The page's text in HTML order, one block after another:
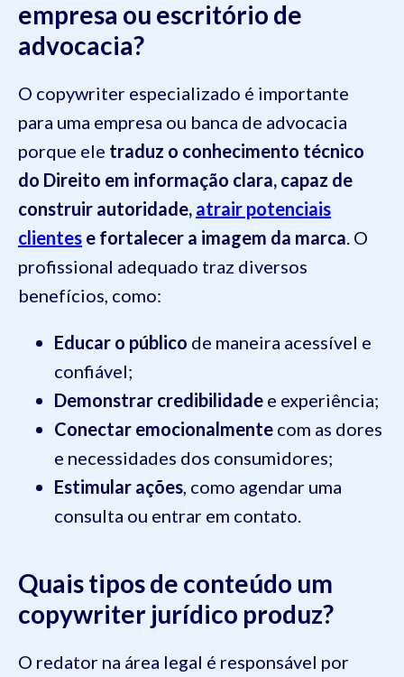
empresa ou escritório de
advocacia?
O copywriter especializado é importante
para uma empresa ou banca de advocacia
porque ele traduz o conhecimento técnico
do Direito em informação clara, capaz de
construir autoridade, atrair potenciais
clientes e fortalecer a imagem da marca. O
profissional adequado traz diversos
benefícios, como:
Educar o público de maneira acessível e
confiável;
Demonstrar credibilidade e experiência;
Conectar emocionalmente com as dores
e necessidades dos consumidores;
Estimular ações, como agendar uma
consulta ou entrar em contato.
Quais tipos de conteúdo um
copywriter jurídico produz?
O redator na área legal é responsável por